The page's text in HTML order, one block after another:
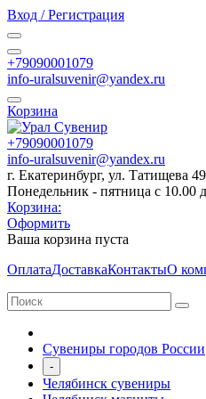
Вход / Регистрация
+79090001079
info-uralsuvenir@yandex.ru
Корзина
+79090001079
info-uralsuvenir@yandex.ru
г. Екатеринбург, ул. Татищева
Понедельник - пятница с 10.00
Корзина:
Оформить
Ваша корзина пуста
ОплатаДоставкаКонтактыО
Сувениры городов России
-
Челябинск сувениры